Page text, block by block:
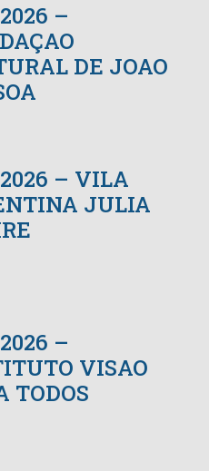
–
DE JOAO
– VILA
JULIA
–
VISAO
TODOS